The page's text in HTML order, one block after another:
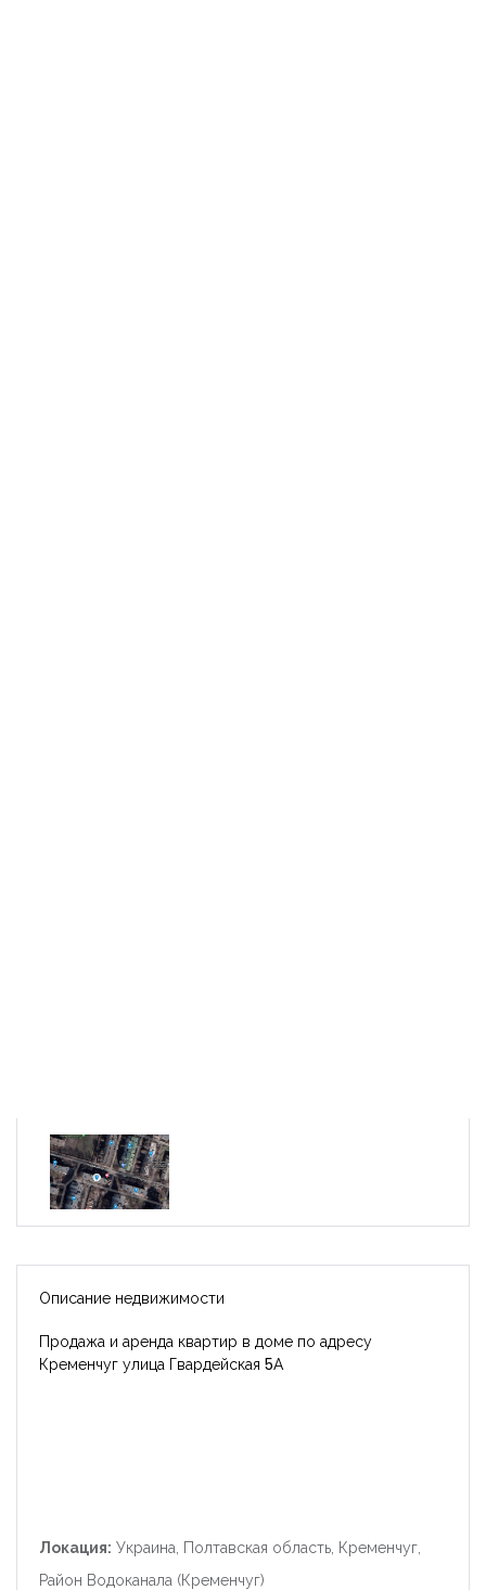
Описание недвижимости
Продажа и аренда квартир в доме по адресу
Кременчуг улица Гвардейская 5А
Локация: Украина, Полтавская область, Кременчуг,
Район Водоканала (Кременчуг)